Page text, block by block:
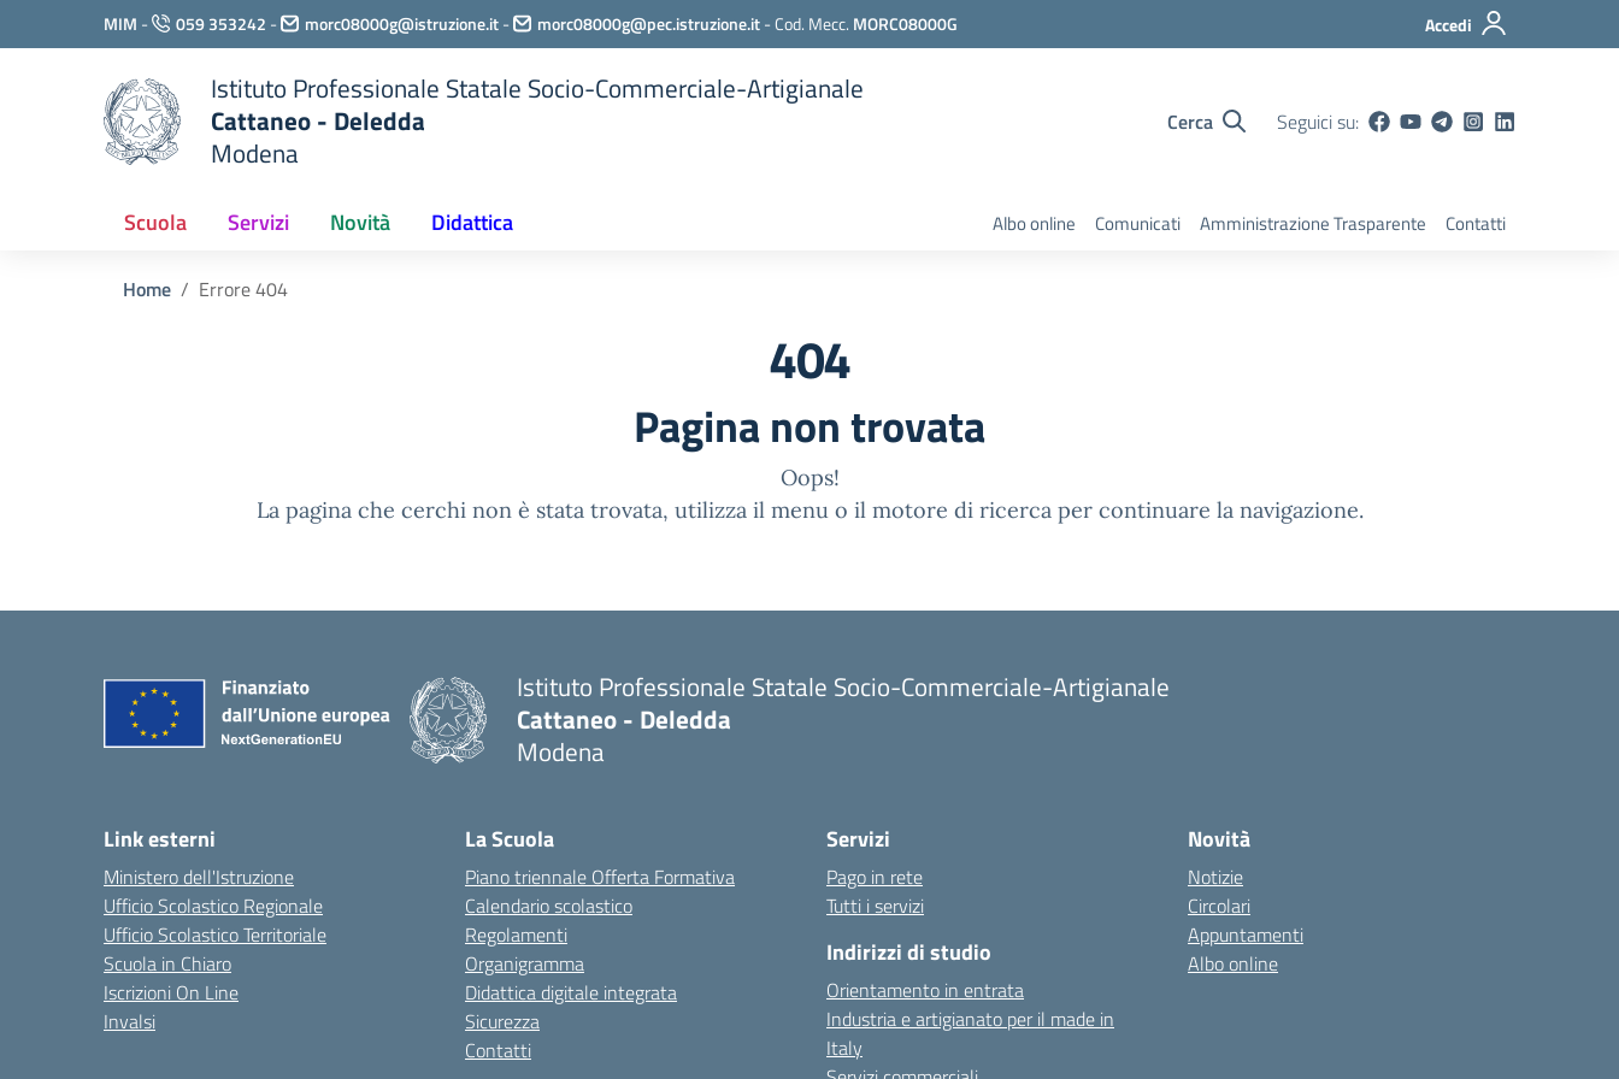
Vai ai contenuti
Vai al menu di navigazione
MIM - 059 353242 - morc08000g@istruzione.it- morc08000g@pec.istruzione.it-Cod. Mecc. MORC08000G Accedi
Istituto Professionale Statale Socio-Commerciale-Artigianale
Cattaneo - Deledda
Modena
Cerca Seguici su:
Scuola Servizi Novità Didattica Albo online Comunicati Amministrazione Trasparente Contatti
Home Errore 404
404
Pagina non trovata
Oops!
La pagina che cerchi non è stata trovata, utilizza il menu o il motore di ricerca per continuare la navigazione.
Istituto Professionale Statale Socio-Commerciale-Artigianale
Cattaneo - Deledda
Modena
Link esterni
Ministero dell'Istruzione
Ufficio Scolastico Regionale
Ufficio Scolastico Territoriale
Scuola in Chiaro
Iscrizioni On Line
Invalsi
La Scuola
Piano triennale Offerta Formativa
Calendario scolastico
Regolamenti
Organigramma
Didattica digitale integrata
Sicurezza
Contatti
Servizi
Pago in rete
Tutti i servizi
Indirizzi di studio
Orientamento in entrata
Industria e artigianato per il made in
Italy
Novità
Notizie
Circolari
Appuntamenti
Albo online